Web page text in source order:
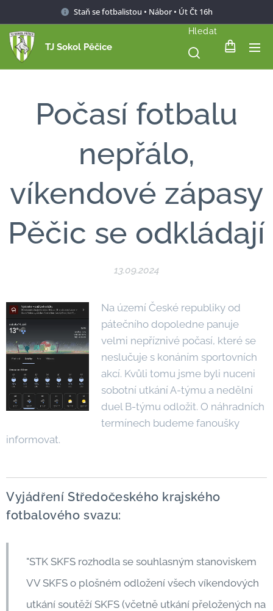
Staň se fotbalistou • Nábor • Út Čt 16h
TJ Sokol Pěčice
Hledat
Počasí fotbalu
nepřálo,
víkendové zápasy
Pěčic se odkládají
13.09.2024
Na území České republiky od
pátečního dopoledne panuje
velmi nepříznivé počasí, které se
neslučuje s konáním sportovních
akcí. Kvůli tomu jsme byli nuceni
sobotní utkání A-týmu a nedělní
duel B-týmu odložit. O náhradních
termínech budeme fanoušky
informovat.
Vyjádření Středočeského krajského
fotbalového svazu:
"STK SKFS rozhodla se souhlasným stanoviskem
VV SKFS o plošném odložení všech víkendových
utkání soutěží SKFS (včetně utkání přeložených na